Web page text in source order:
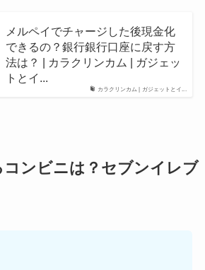
カラクリンカム | ガジェットとイ...
メルペイでチャージした後現金化
できるの？銀行銀行口座に戻す方
法は？ | カラクリンカム | ガジェッ
トとイ...
ンビニは？セブンイレブ